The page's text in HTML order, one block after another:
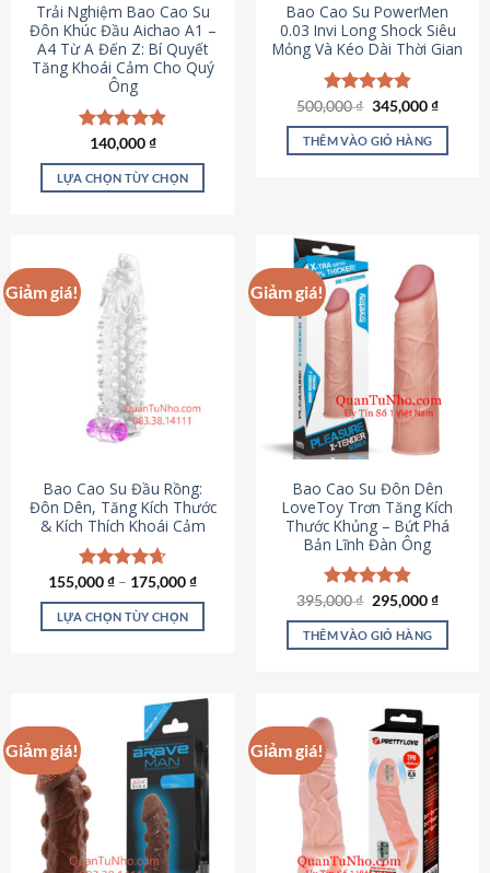
Trải Nghiệm Bao Cao Su
Đôn Khúc Đầu Aichao A1 –
A4 Từ A Đến Z: Bí Quyết
Tăng Khoái Cảm Cho Quý
Ông
Được xếp
hạng4.88
5 sao
140,000₫
LỰA CHỌN TÙY CHỌN
có
nhiều
biến
thể.
Các
tùy
chọn
có
chọn
trên
trang
sản
phẩm
Bao Cao Su PowerMen
0.03 Invi Long Shock Siêu
Mỏng Và Kéo Dài Thời Gian
Được xếp
hạng4.85
5 sao
500,000₫ Giá
là:
500,000 ₫.
345,000₫Giá
tại
THÊM VÀO GIỎ HÀNG
Giảm giá!
Bao Cao Su Đầu Rồng:
Đôn Dên, Tăng Kích Thước
& Kích Thích Khoái Cảm
Được xếp
hạng4.69
5 sao
155,000₫ – 175,000₫
LỰA CHỌN TÙY CHỌN
nhiều
biến
thể.
Các
tùy
chọn
Giảm giá!
Bao Cao Su Đôn Dên
LoveToy Trơn Tăng Kích
Thước Khủng – Bứt Phá
Bản Lĩnh Đàn Ông
Được xếp
hạng4.82
5 sao
395,000₫ Giá
là:
395,000 ₫.
295,000₫Giá
tại
THÊM VÀO GIỎ HÀNG
Giảm giá! Giảm giá!